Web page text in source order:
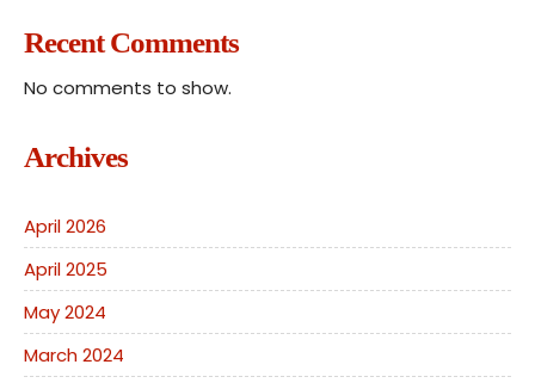
Recent Comments
No comments to show.
Archives
April 2026
April 2025
May 2024
March 2024